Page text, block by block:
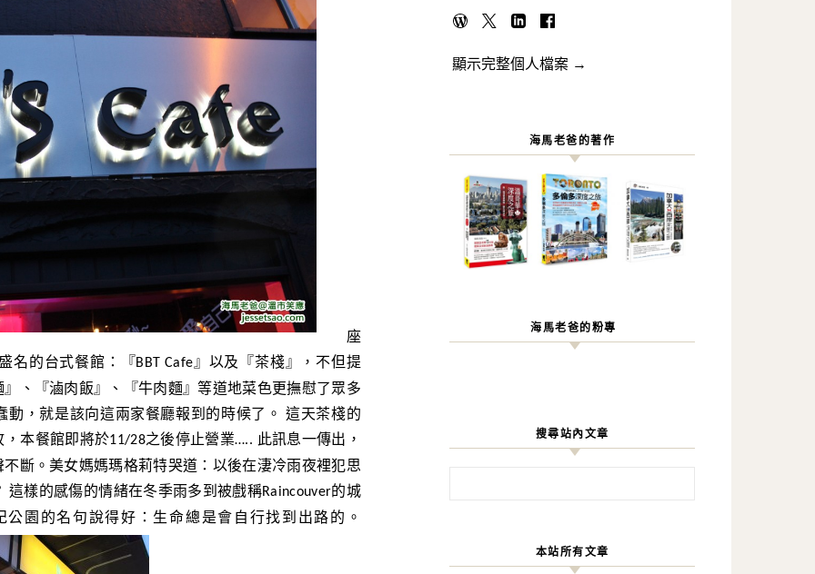
座
名的台式餐館：『BBT Cafe』以及『茶棧』，不但提
、『滷肉飯』、『牛肉麵』等道地菜色更撫慰了眾多
，就是該向這兩家餐廳報到的時候了。 這天茶棧的
本餐館即將於11/28之後停止營業….. 此訊息一傳出，
斷。美女媽媽瑪格莉特哭道：以後在淒冷雨夜裡犯思
這樣的感傷的情緒在冬季雨多到被戲稱Raincouver的城
園的名句說得好：生命總是會自行找到出路的。
顯示完整個人檔案 →
海馬老爸的著作
海馬老爸的粉專
搜尋站內文章
本站所有文章